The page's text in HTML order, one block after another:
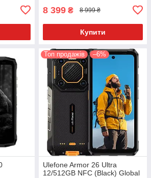
8 399 ₴ 8 999 ₴
Купити
Топ продажів –6%
Ulefone Armor 26 Ultra
12/512GB NFC (Black) Global